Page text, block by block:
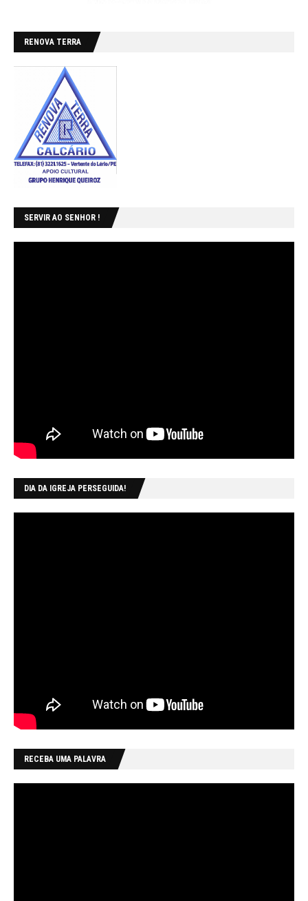
RENOVA TERRA
SERVIR AO SENHOR !
DIA DA IGREJA PERSEGUIDA!
RECEBA UMA PALAVRA